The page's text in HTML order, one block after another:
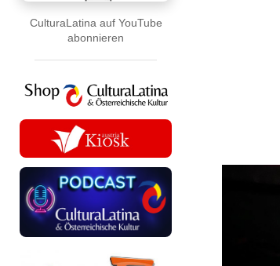
CulturaLatina auf YouTube
abonnieren